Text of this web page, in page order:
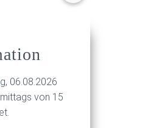
06.08.2026
von 15